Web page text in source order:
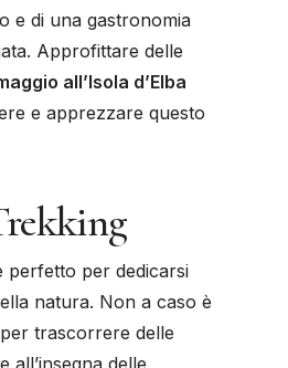
e di una gastronomia
Approfittare delle
all’Isola d’Elba
e apprezzare questo
perfetto per dedicarsi
natura. Non a caso è
trascorrere delle
all’insegna delle